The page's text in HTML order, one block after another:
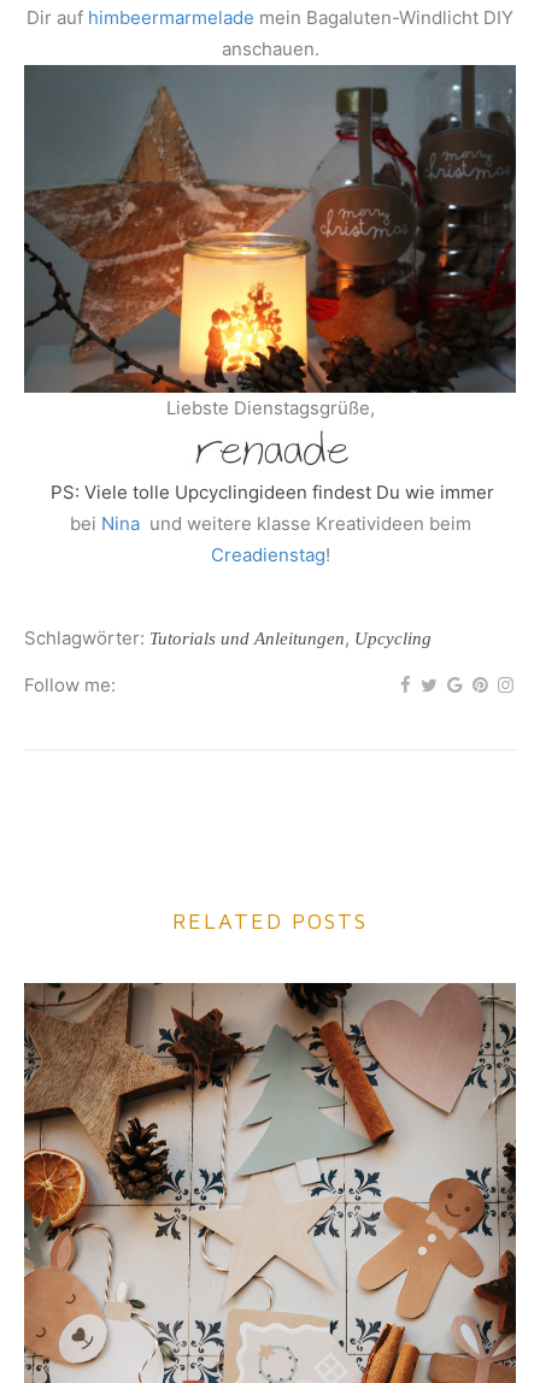
Dir auf himbeermarmelade mein Bagaluten-Windlicht DIY
anschauen.
Liebste Dienstagsgrüße,
PS: Viele tolle Upcyclingideen findest Du wie immer
bei Ninaund weitere klasse Kreativideen beim
Creadienstag!
Schlagwörter: Tutorials und Anleitungen, Upcycling
Follow me:
RELATED POSTS